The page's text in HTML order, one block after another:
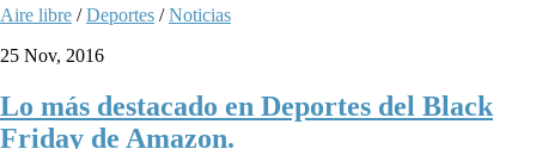
Aire libre /Deportes /Noticias
25 Nov, 2016
Lo más destacado en Deportes del Black
Friday de Amazon.